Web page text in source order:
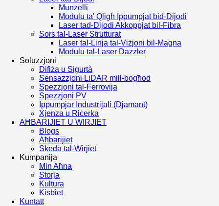
Munzelli
Modulu ta' Qligħ Ippumpjat bid-Dijodi
Laser tad-Dijodi Akkoppjat bil-Fibra
Sors tal-Laser Strutturat
Laser tal-Linja tal-Viżjoni bil-Magna
Modulu tal-Laser Dazzler
Soluzzjoni
Difiża u Sigurtà
Sensazzjoni LiDAR mill-bogħod
Spezzjoni tal-Ferrovija
Spezzjoni PV
Ippumpjar Industrijali (Djamant)
Xjenza u Riċerka
AĦBARIJIET U WIRJIET
Blogs
Aħbarijiet
Skeda tal-Wirjiet
Kumpanija
Min Aħna
Storja
Kultura
Kisbiet
Kuntatt